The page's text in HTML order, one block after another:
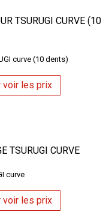
TSURUGI CURVE (10
curve (10 dents)
voir les prix
TSURUGI CURVE
curve
voir les prix